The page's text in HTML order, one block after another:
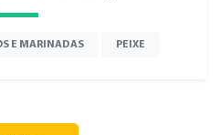
E MARINADAS PEIXE